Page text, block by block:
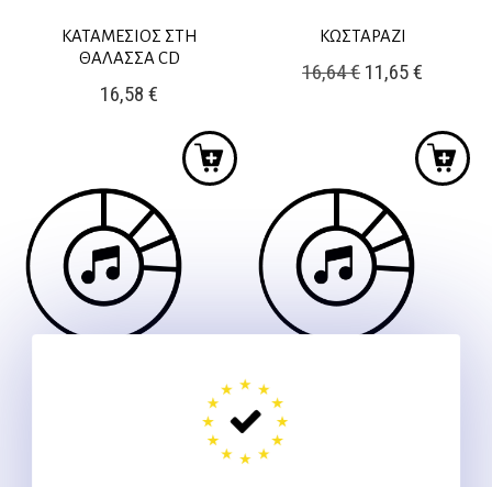
ΚΑΤΑΜΕΣΙΟΣ ΣΤΗ
ΘΑΛΑΣΣΑ CD
16,58€
ΚΩΣΤΑΡΑΖΙ
16,64€ Original
16,64 €.
11,65€
τιμή
είναι:
11,65 €.
ΜΟΝΩΔΙΕΣ ΑΠΟ ΤΟΝ
ΠΑΡΝΑΣΣΟ ΚΑΙ ΤΟΝ
ΜΟΥΣΙΚΕΣ ΤΗΣ ΙΩΝΙΚΗΣ